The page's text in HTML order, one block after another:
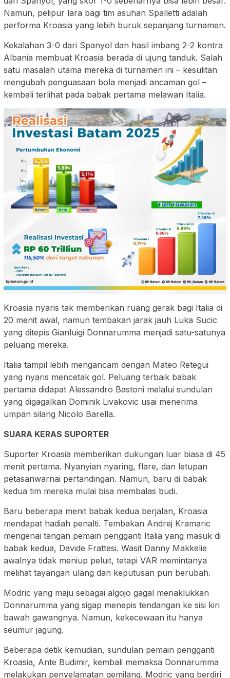
Namun, pelipur lara bagi tim asuhan Spalletti adalah
performa Kroasia yang lebih buruk sepanjang turnamen.
Kekalahan 3-0 dari Spanyol dan hasil imbang 2-2 kontra
Albania membuat Kroasia berada di ujung tanduk. Salah
satu masalah utama mereka di turnamen ini – kesulitan
mengubah penguasaan bola menjadi ancaman gol –
kembali terlihat pada babak pertama melawan Italia.
Kroasia nyaris tak memberikan ruang gerak bagi Italia di
20 menit awal, namun tembakan jarak jauh Luka Sucic
yang ditepis Gianluigi Donnarumma menjadi satu-satunya
peluang mereka.
Italia tampil lebih mengancam dengan Mateo Retegui
yang nyaris mencetak gol. Peluang terbaik babak
pertama didapat Alessandro Bastoni melalui sundulan
yang digagalkan Dominik Livakovic usai menerima
umpan silang Nicolo Barella.
SUARA KERAS SUPORTER
Suporter Kroasia memberikan dukungan luar biasa di 45
menit pertama. Nyanyian nyaring, flare, dan letupan
petasanwarnai pertandingan. Namun, baru di babak
kedua tim mereka mulai bisa membalas budi.
Baru beberapa menit babak kedua berjalan, Kroasia
mendapat hadiah penalti. Tembakan Andrej Kramaric
mengenai tangan pemain pengganti Italia yang masuk di
babak kedua, Davide Frattesi. Wasit Danny Makkelie
awalnya tidak meniup peluit, tetapi VAR memintanya
melihat tayangan ulang dan keputusan pun berubah.
Modric yang maju sebagai algojo gagal menaklukkan
Donnarumma yang sigap menepis tendangan ke sisi kiri
bawah gawangnya. Namun, kekecewaan itu hanya
seumur jagung.
Beberapa detik kemudian, sundulan pemain pengganti
Kroasia, Ante Budimir, kembali memaksa Donnarumma
melakukan penyelamatan gemilang. Modric yang berdiri